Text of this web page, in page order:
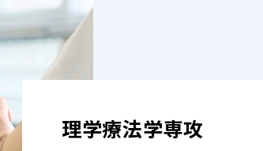
理学療法学専攻